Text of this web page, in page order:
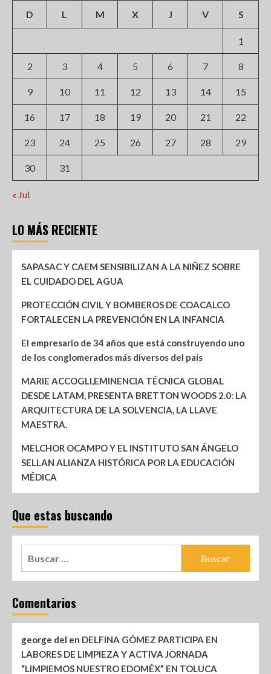
D L M X J V S
1
2 3 4 5 6 7 8
9 10 11 12 13 14 15
16 17 18 19 20 21 22
23 24 25 26 27 28 29
30 31
« Jul
LO MÁS RECIENTE
SAPASAC Y CAEM SENSIBILIZAN A LA NIÑEZ SOBRE
EL CUIDADO DEL AGUA
PROTECCIÓN CIVIL Y BOMBEROS DE COACALCO
FORTALECEN LA PREVENCIÓN EN LA INFANCIA
El empresario de 34 años que está construyendo uno
de los conglomerados más diversos del país
MARIE ACCOGLI,EMINENCIA TÉCNICA GLOBAL
DESDE LATAM, PRESENTA BRETTON WOODS 2.0: LA
ARQUITECTURA DE LA SOLVENCIA, LA LLAVE
MAESTRA.
MELCHOR OCAMPO Y EL INSTITUTO SAN ÁNGELO
SELLAN ALIANZA HISTÓRICA POR LA EDUCACIÓN
MÉDICA
Que estas buscando
Comentarios
george del en DELFINA GÓMEZ PARTICIPA EN
LABORES DE LIMPIEZA Y ACTIVA JORNADA
“LIMPIEMOS NUESTRO EDOMÉX” EN TOLUCA